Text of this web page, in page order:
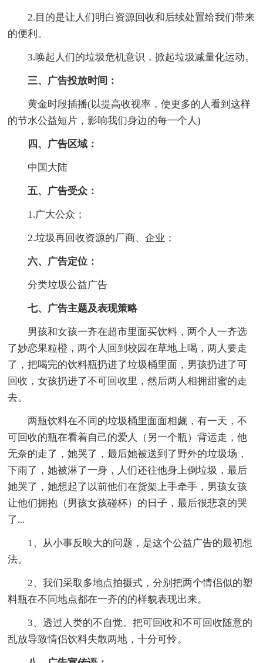
2.目的是让人们明白资源回收和后续处置给我们带来
的便利。
3.唤起人们的垃圾危机意识，掀起垃圾减量化运动。
三、广告投放时间：
黄金时段插播(以提高收视率，使更多的人看到这样
的节水公益短片，影响我们身边的每一个人)
四、广告区域：
中国大陆
五、广告受众：
1.广大公众；
2.垃圾再回收资源的厂商、企业；
六、广告定位：
分类垃圾公益广告
七、广告主题及表现策略
男孩和女孩一齐在超市里面买饮料，两个人一齐选
了妙恋果粒橙，两个人回到校园在草地上喝，两人要走
了，把喝完的饮料瓶扔进了垃圾桶里面，男孩扔进了可
回收，女孩扔进了不可回收里，然后两人相拥甜蜜的走
去。
两瓶饮料在不同的垃圾桶里面面相觑，有一天，不
可回收的瓶在看着自己的爱人（另一个瓶）背运走，他
无奈的走了，她哭了，最后她被送到了野外的垃圾场，
下雨了，她被淋了一身，人们还往他身上倒垃圾，最后
她哭了，她想起了以前他们在货架上手牵手，男孩女孩
让他们拥抱（男孩女孩碰杯）的日子，最后很悲哀的哭
了...
1、从小事反映大的问题，是这个公益广告的最初想
法。
2、我们采取多地点拍摄式，分别把两个情侣似的塑
料瓶在不同地点都在一齐的的样貌表现出来。
3、透过人类的不自觉。把可回收和不可回收随意的
乱放导致情侣饮料失散两地，十分可怜。